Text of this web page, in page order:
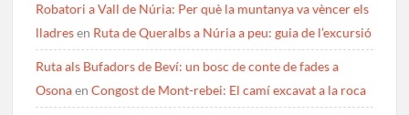
Robatori a Vall de Núria: Per què la muntanya va vèncer els
lladresen Ruta de Queralbs a Núria a peu: guia de l’excursió
Ruta als Bufadors de Beví: un bosc de conte de fades a
OsonaenCongost de Mont-rebei: El camí excavat a la roca